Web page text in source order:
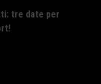
tre date per